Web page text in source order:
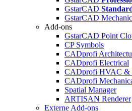
GstarCAD
GstarCAD
Add-ons
GstarCAD Point
CP Symbols
CADprofi
CADprofi Electrical
CADprofi HVAC &
CADprofi
Spatial Manager
ARTISAN Renderer
Externe Add-ons